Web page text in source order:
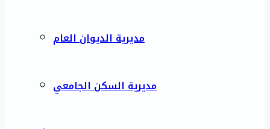
مديرية الديوان العام
مديرية السكن الجامعي